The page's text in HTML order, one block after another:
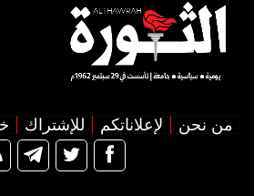
من نحن لإعلاناتكم للإشتراك